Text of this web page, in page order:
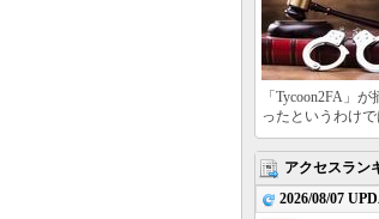
「Tycoon2FA」
ったというわけで
アクセスラン
2026/08/07